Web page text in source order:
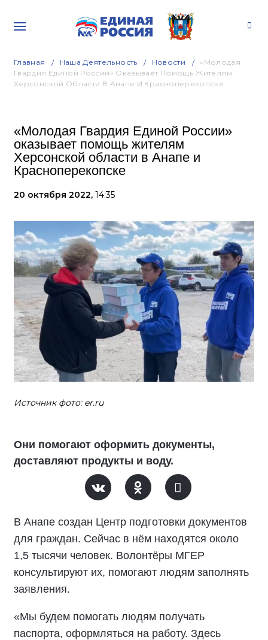
Главная Наша Деятельность Новости
«Молодая
Гвардия Единой России» Оказывает Помощь Жителям
Херсонской Области В Анапе И Красноперекопске
«Молодая Гвардия Единой России»
оказывает помощь жителям
Херсонской области в Анапе и
Красноперекопске
20 октября 2022, 14:35
Источник фото: er.ru
Они помогают оформить документы,
доставляют продукты и воду.
В Анапе создан Центр подготовки документов
для граждан. Сейчас в нём находятся около
1,5 тысячи человек. Волонтёры МГЕР
консультируют их, помогают людям заполнять
заявления.
«Мы будем помогать людям получать
паспорта, оформляться на работу. Здесь